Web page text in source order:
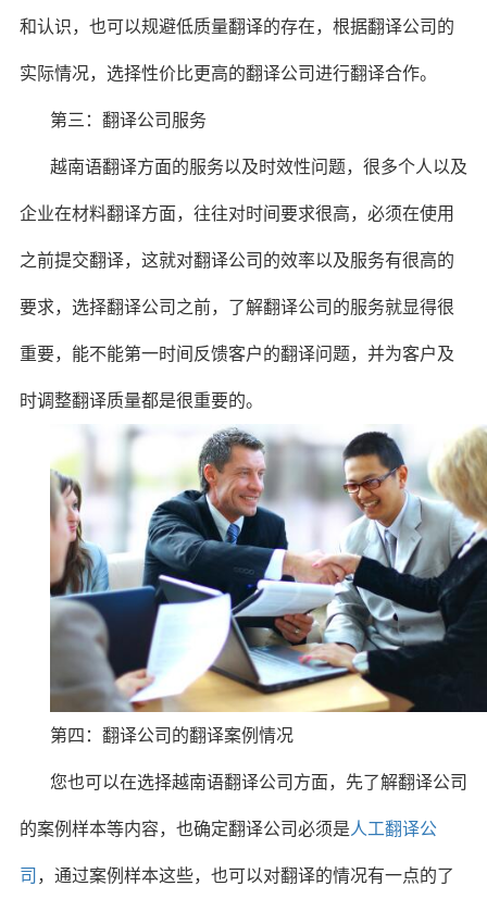
和认识，也可以规避低质量翻译的存在，根据翻译公司的
实际情况，选择性价比更高的翻译公司进行翻译合作。
第三：翻译公司服务
越南语翻译方面的服务以及时效性问题，很多个人以及
企业在材料翻译方面，往往对时间要求很高，必须在使用
之前提交翻译，这就对翻译公司的效率以及服务有很高的
要求，选择翻译公司之前，了解翻译公司的服务就显得很
重要，能不能第一时间反馈客户的翻译问题，并为客户及
时调整翻译质量都是很重要的。
第四：翻译公司的翻译案例情况
您也可以在选择越南语翻译公司方面，先了解翻译公司
的案例样本等内容，也确定翻译公司必须是人工翻译公
司 ，通过案例样本这些，也可以对翻译的情况有一点的了